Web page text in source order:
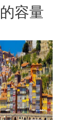
的容量